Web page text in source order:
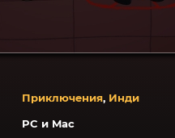
Приключения, Инди
PC и Mac